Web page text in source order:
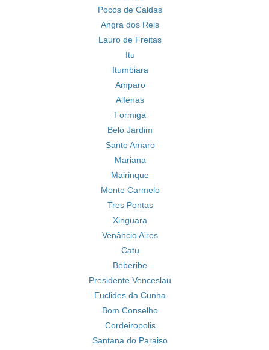
Pocos de Caldas
Angra dos Reis
Lauro de Freitas
Itu
Itumbiara
Amparo
Alfenas
Formiga
Belo Jardim
Santo Amaro
Mariana
Mairinque
Monte Carmelo
Tres Pontas
Xinguara
Venâncio Aires
Catu
Beberibe
Presidente Venceslau
Euclides da Cunha
Bom Conselho
Cordeiropolis
Santana do Paraiso